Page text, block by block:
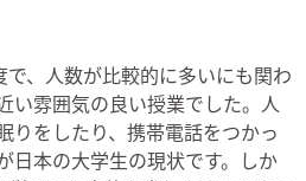
、人数が比較的に多いにも関わ
い雰囲気の良い授業でした。人
りをしたり、携帯電話をつかっ
日本の大学生の現状です。しか